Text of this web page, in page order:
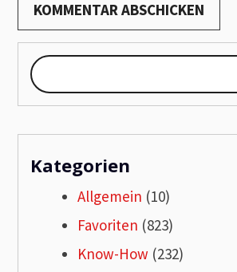
Kategorien
Allgemein (10)
Favoriten (823)
Know-How (232)